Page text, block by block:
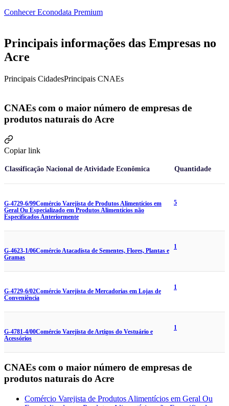
Conhecer Econodata Premium
Principais informações das Empresas no
Acre
Principais CidadesPrincipais CNAEs
CNAEs com o maior número de empresas de
produtos naturais do Acre
Copiar link
Classificação Nacional de Atividade Econômica Quantidade
G-4729-6/99Comércio Varejista de Produtos Alimentícios em
Geral Ou Especializado em Produtos Alimentícios não
Especificados Anteriormente
5
G-4623-1/06Comércio Atacadista de Sementes, Flores, Plantas e
Gramas
1
G-4729-6/02Comércio Varejista de Mercadorias em Lojas de
Conveniência
1
G-4781-4/00Comércio Varejista de Artigos do Vestuário e
Acessórios
1
CNAEs com o maior número de empresas de
produtos naturais do Acre
Comércio Varejista de Produtos Alimentícios em Geral Ou